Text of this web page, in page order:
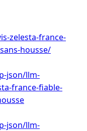
zelesta-france-
housse/
json/llm-
france-fiable-
json/llm-